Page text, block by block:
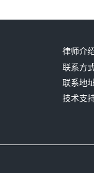
律师介
联系方
联系地
技术支持